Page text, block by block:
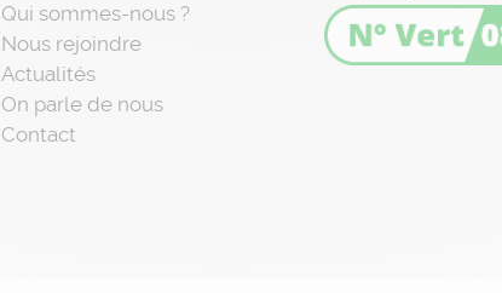
Qui sommes-nous ?
Nous rejoindre
Actualités
On parle de nous
Contact